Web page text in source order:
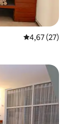
4,67 de uma
4,67 (27)